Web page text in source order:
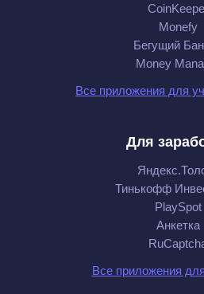
Monefy
Бегущий
Money
Все приложения для
Для
Тинькофф
PlaySpot
Анкетка
Все приложения